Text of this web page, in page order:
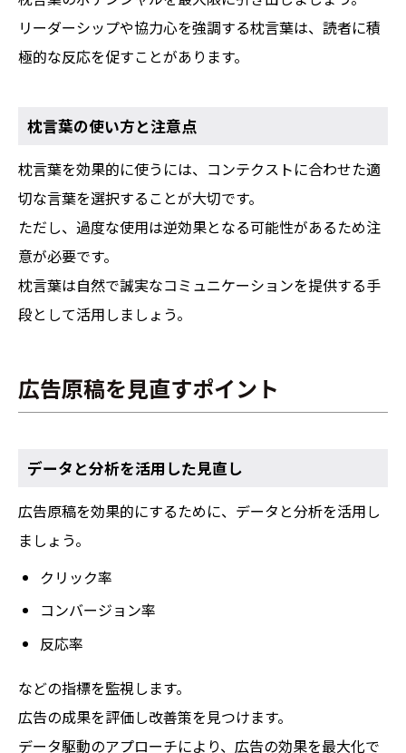
リーダーシップや協力心を強調する枕言葉は、読者に積
極的な反応を促すことがあります。
枕言葉の使い方と注意点
枕言葉を効果的に使うには、コンテクストに合わせた適
切な言葉を選択することが大切です。
ただし、過度な使用は逆効果となる可能性があるため注
意が必要です。
枕言葉は自然で誠実なコミュニケーションを提供する手
段として活用しましょう。
広告原稿を見直すポイント
データと分析を活用した見直し
広告原稿を効果的にするために、データと分析を活用し
ましょう。
クリック率
コンバージョン率
反応率
などの指標を監視します。
広告の成果を評価し改善策を見つけます。
データ駆動のアプローチにより、広告の効果を最大化で